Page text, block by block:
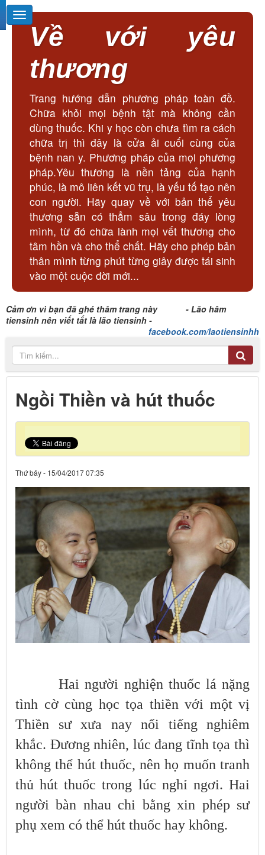
Về với yêu
thương
Trang hướng dẫn phương pháp toàn đồ.
Chữa khỏi mọi bệnh tật mà không cần
dùng thuốc. Khi y học còn chưa tìm ra cách
chữa trị thì đây là cửa ải cuối cùng của
bệnh nan y. Phương pháp của mọi phương
pháp.Yêu thương là nền tảng của hạnh
phúc, là mô liên kết vũ trụ, là yếu tố tạo nên
con người. Hãy quay về với bản thể yêu
thương sẵn có thẳm sâu trong đáy lòng
mình, từ đó chữa lành mọi vết thương cho
tâm hồn và cho thể chất. Hãy cho phép bản
thân mình từng phút từng giây được tái sinh
vào một cuộc đời mới...
Cảm ơn vì bạn đã ghé thăm trang này - Lão hâm
tiensinh nên viết tắt là lão tiensinh -
facebook.com/laotiensinhh
Ngồi Thiền và hút thuốc
Thứ bảy - 15/04/2017 07:35
Hai người nghiện thuốc lá nặng
tình cờ cùng học tọa thiền với một vị
Thiền sư xưa nay nổi tiếng nghiêm
khắc. Đương nhiên, lúc đang tĩnh tọa thì
không thể hút thuốc, nên họ muốn tranh
thủ hút thuốc trong lúc nghỉ ngơi. Hai
người bàn nhau chi bằng xin phép sư
phụ xem có thể hút thuốc hay không.